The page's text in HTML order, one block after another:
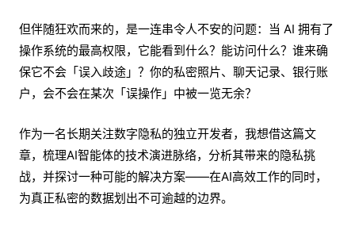
但伴随狂欢而来的，是一连串令人不安的问题：当 AI 拥有了
操作系统的最高权限，它能看到什么？能访问什么？谁来确
保它不会「误入歧途」？你的私密照片、聊天记录、银行账
户，会不会在某次「误操作」中被一览无余？
作为一名长期关注数字隐私的独立开发者，我想借这篇文
章，梳理AI智能体的技术演进脉络，分析其带来的隐私挑
战，并探讨一种可能的解决方案——在AI高效工作的同时，
为真正私密的数据划出不可逾越的边界。